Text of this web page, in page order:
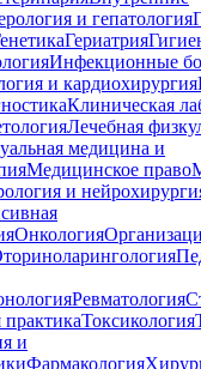
и гепатология
Гериатрия
Инфекционные
и кардиохирургия
Клиническая
Лечебная
медицина и
Медицинское право
и
Онкология
Ревматология
практикаТоксикология
и
Фармакология